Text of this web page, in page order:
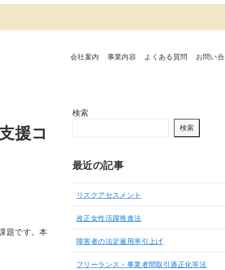
会社案内 事業内容 よくある質問 お問い
援コ
題です。本
検索
検索
最近の記事
リスクアセスメント
改正女性活躍推進法
障害者の法定雇用率引上げ
フリーランス・事業者間取引適正化等法